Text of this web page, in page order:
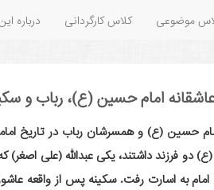
موضوعی کلاس کارگردانی درباره
امام حسین (ع)، رباب و
حسین (ع) و همسرشان رباب در تاریخ
دو فرزند داشتند، یکی عبدالله (علی اصغر)
امام به اسارت رفت. سکینه پس از واقعه